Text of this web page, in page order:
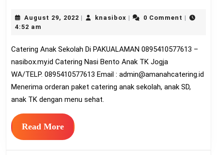
August 29, 2022 Augustknasiboxknasibox0 Comment
4:52 am
Catering Anak Sekolah Di PAKUALAMAN 0895410577613 –
nasibox.my.id Catering Nasi Bento Anak TK Jogja
WA/TELP. 0895410577613 Email : admin@amanahcatering.id
Menerima orderan paket catering anak sekolah, anak SD,
anak TK dengan menu sehat.
Read MoreRead
More